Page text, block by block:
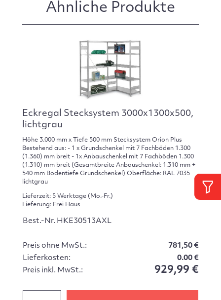
Ähnliche Produkte
Eckregal Stecksystem 3000x1300x500,
lichtgrau
Höhe 3.000 mm x Tiefe 500 mm Stecksystem Orion Plus
Bestehend aus: - 1 x Grundschenkel mit 7 Fachböden 1.300
(1.360) mm breit - 1x Anbauschenkel mit 7 Fachböden 1.300
(1.310) mm breit (Gesamtbreite Anbauschenkel: 1.310 mm +
540 mm Bodentiefe Grundschenkel) Oberfläche: RAL 7035
lichtgrau
Lieferzeit: 5 Werktage (Mo.-Fr.)
Lieferung: Frei Haus
Best.-Nr. HKE30513AXL
Preis ohne MwSt.:
781,50 €
Lieferkosten:
0.00 €
Preis inkl. MwSt.:
929,99 €